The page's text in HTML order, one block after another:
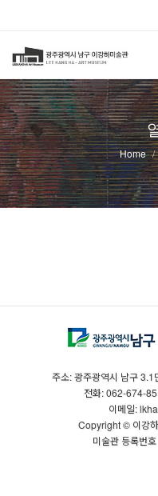
Home
주소: 광주광역시 남구
전화: 062-674-
이메일:
Copyright © 이강
미술관 등록번